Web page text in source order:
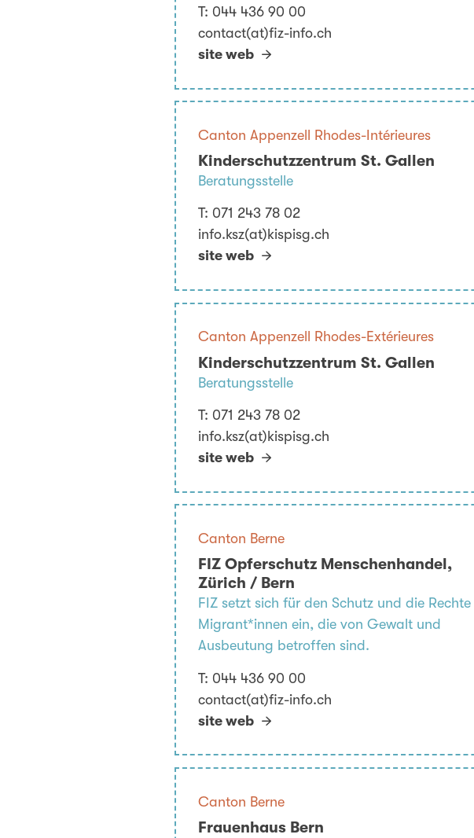
T: 044 436 90 00
contact(at)fiz-info.ch
site web
Canton Appenzell Rhodes-Intérieures
Kinderschutzzentrum St. Gallen
Beratungsstelle
T: 071 243 78 02
info.ksz(at)kispisg.ch
site web
Canton Appenzell Rhodes-Extérieures
Kinderschutzzentrum St. Gallen
Beratungsstelle
T: 071 243 78 02
info.ksz(at)kispisg.ch
site web
Canton Berne
FIZ Opferschutz Menschenhandel,
Zürich / Bern
FIZ setzt sich für den Schutz und die Rechte
Migrant*innen ein, die von Gewalt und
Ausbeutung betroffen sind.
T: 044 436 90 00
contact(at)fiz-info.ch
site web
Canton Berne
Frauenhaus Bern